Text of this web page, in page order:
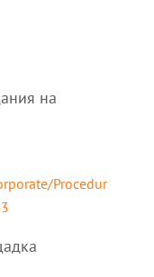
на
Procedur